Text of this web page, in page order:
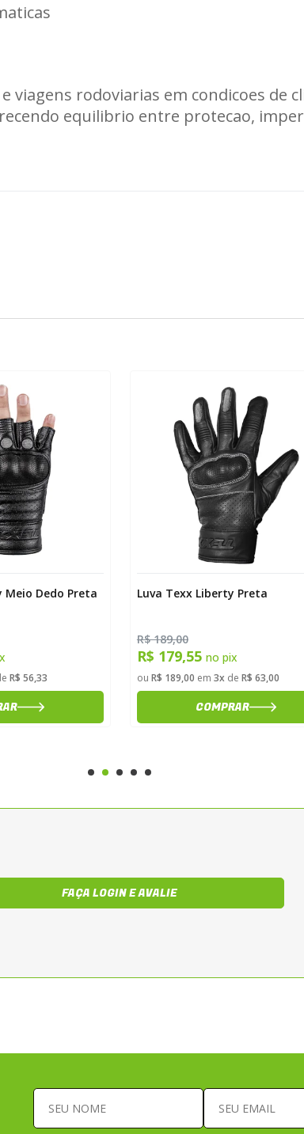
rodoviarias em condicoes de
equilibrio entre protecao,
Meio Dedo Preta
R$ 56,33
Luva Texx Liberty Preta
R$ 189,00
R$ 179,55 no pix
ou R$ 189,00 em 3xde R$ 63,00
COMPRAR
FAÇA LOGIN E AVALIE